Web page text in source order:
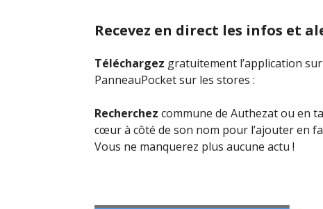
Recevez en direct les infos et
Téléchargez gratuitement l’application
PanneauPocket sur les stores :
Recherchez commune de Authezat ou en
cœur à côté de son nom pour l’ajouter en
Vous ne manquerez plus aucune actu !